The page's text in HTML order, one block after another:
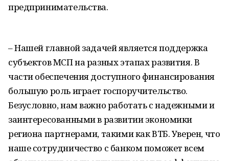
предпринимательства.
– Нашей главной задачей является поддержка
субъектов МСП на разных этапах развития. В
части обеспечения доступного финансирования
большую роль играет госпоручительство.
Безусловно, нам важно работать с надежными и
заинтересованными в развитии экономики
региона партнерами, такими как ВТБ. Уверен, что
наше сотрудничество с банком поможет всем